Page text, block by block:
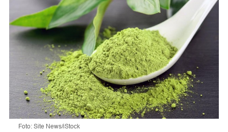
Foto: Site News/iStock